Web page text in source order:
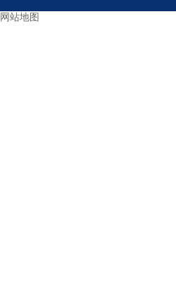
网站地图